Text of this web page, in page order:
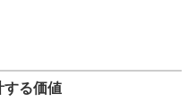
する価値